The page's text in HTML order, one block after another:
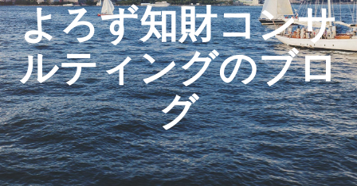
​よろず知財コンサ
ルティングのブロ
グ